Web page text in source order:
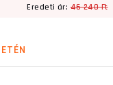
Eredeti ár:46 240 Ft